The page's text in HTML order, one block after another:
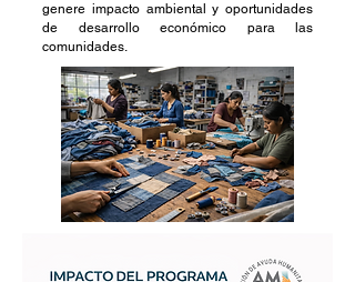
genere impacto ambiental y oportunidades
de desarrollo económico para las
comunidades.